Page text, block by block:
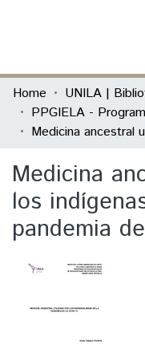
Communities &
All of DSpace
Home
Medicina
los
pandemia